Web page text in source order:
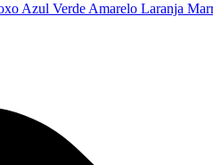
Azul Verde Amarelo Laranja